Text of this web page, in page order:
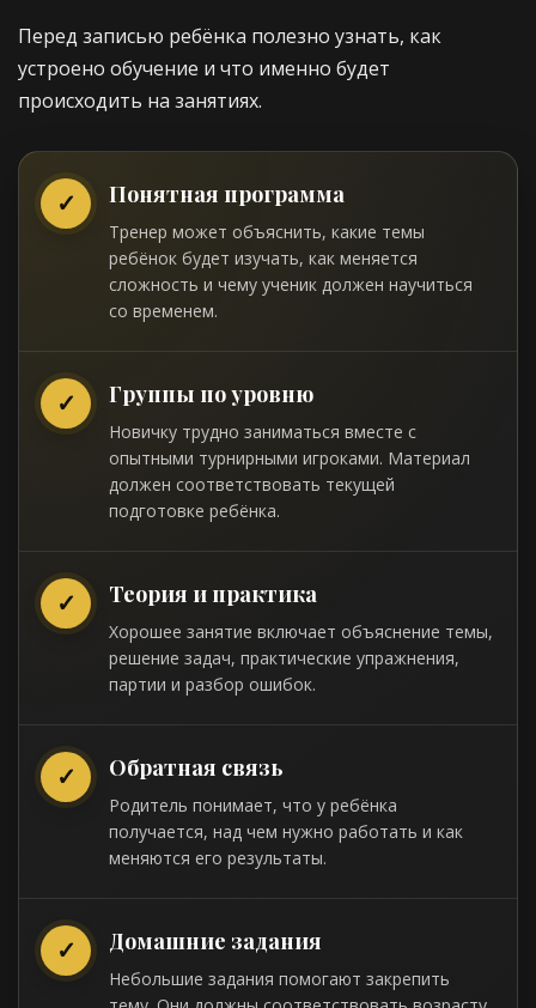
Перед записью ребёнка полезно узнать, как
устроено обучение и что именно будет
происходить на занятиях.
✓ Понятная программа
Тренер может объяснить, какие темы
ребёнок будет изучать, как меняется
сложность и чему ученик должен научиться
со временем.
✓ Группы по уровню
Новичку трудно заниматься вместе с
опытными турнирными игроками. Материал
должен соответствовать текущей
подготовке ребёнка.
✓ Теория и практика
Хорошее занятие включает объяснение темы,
решение задач, практические упражнения,
партии и разбор ошибок.
✓ Обратная связь
Родитель понимает, что у ребёнка
получается, над чем нужно работать и как
меняются его результаты.
✓ Домашние задания
Небольшие задания помогают закрепить